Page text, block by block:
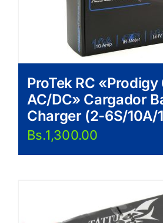
ProTek RC «Prodigy
AC/DC» Cargador
Charger (2-6S/10A/
Bs.1,300.00